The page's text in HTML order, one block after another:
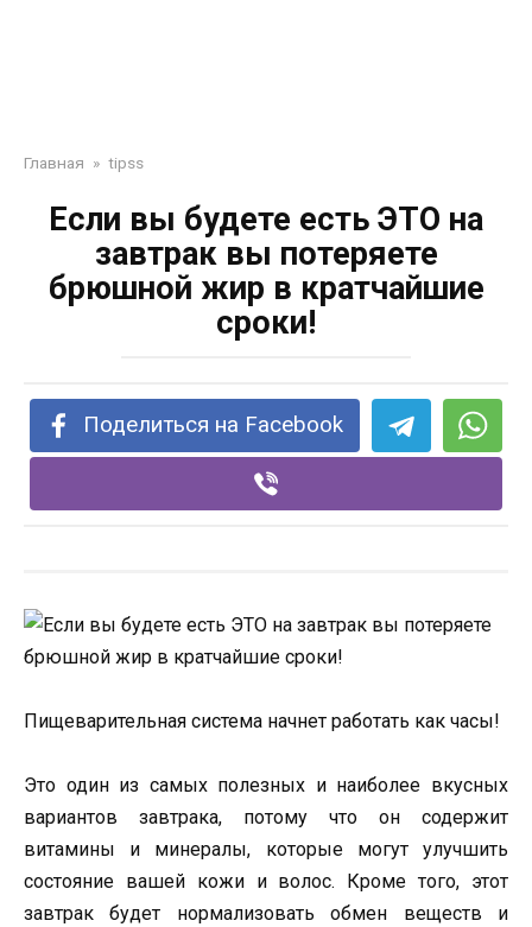
Главная » tipss
Если вы будете есть ЭТО на
завтрак вы потеряете
брюшной жир в кратчайшие
сроки!
Поделиться на Facebook
Пищеварительная система начнет работать как часы!
Это один из самых полезных и наиболее вкусных
вариантов завтрака, потому что он содержит
витамины и минералы, которые могут улучшить
состояние вашей кожи и волос. Кроме того, этот
завтрак будет нормализовать обмен веществ и